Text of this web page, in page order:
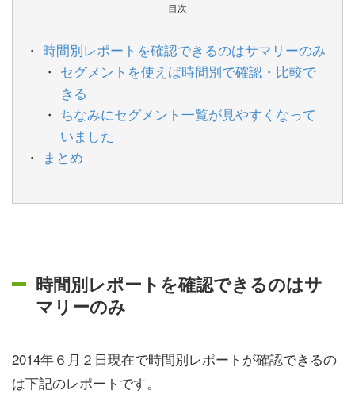
目次
時間別レポートを確認できるのはサマリーのみ
セグメントを使えば時間別で確認・比較で
きる
ちなみにセグメント一覧が見やすくなって
いました
まとめ
時間別レポートを確認できるのはサ
マリーのみ
2014年６月２日現在で時間別レポートが確認できるの
は下記のレポートです。